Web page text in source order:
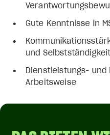
Gute Kenntnisse in
und Selbstständigkeit
Dienstleistungs-
Arbeitsweise